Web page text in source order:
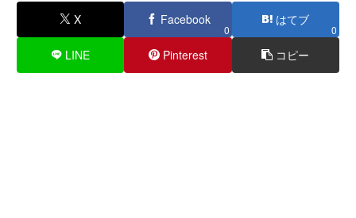
X Facebook
0
はてブ
0
LINE Pinterest コピー